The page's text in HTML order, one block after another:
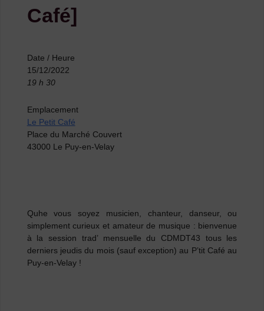
Café]
Date / Heure
15/12/2022
19 h 30
Emplacement
Le Petit Café
Place du Marché Couvert
43000 Le Puy-en-Velay
Quhe vous soyez musicien, chanteur, danseur, ou
simplement curieux et amateur de musique : bienvenue
à la session trad’ mensuelle du CDMDT43 tous les
derniers jeudis du mois (sauf exception) au P’tit Café au
Puy-en-Velay !